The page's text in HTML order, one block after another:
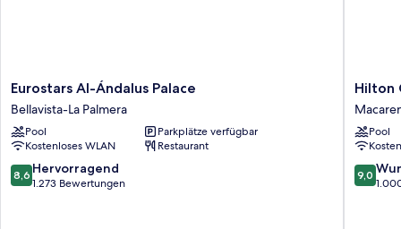
Eurostars
Al-
Ándalus
Palace
Bellavista-
La
Palmera
Eurostars Al-Ándalus Palace
Bellavista-La Palmera
Pool
Parkplätze verfügbar
Kostenloses WLAN
Restaurant
8.6
von
8,6 Hervorragend
1.273 Bewertungen
Hilton
Garden
Inn
Sevilla
Norte
Hilton
Pool
9.0
von
9,0